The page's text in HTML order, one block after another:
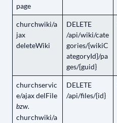
page
churchwiki/a
jax
deleteWiki
DELETE
/api/wiki/cate
gories/{wikiC
ategoryId}/pa
ges/{guid}
churchservic
e/ajax delFile
bzw.
churchwiki/a
DELETE
/api/files/{id}